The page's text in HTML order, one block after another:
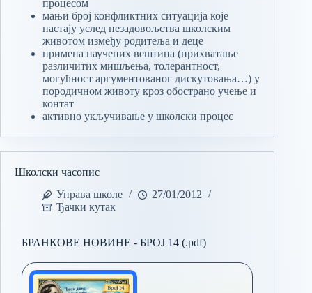
процесом
мањи број конфликтних ситуација које
настају услед незадовољства школским
животом између родитеља и деце
примена научених вештина (прихватање
различитих мишљења, толерантност,
могућност аргументованог дискутовања…) у
породичном животу кроз обострано учење и
контат
активно укључивање у школски процес
Школски часопис
Управа школе
27/01/2012
Ђачки кутак
БРАНКОВЕ НОВИНЕ - БРОЈ 14 (.pdf)